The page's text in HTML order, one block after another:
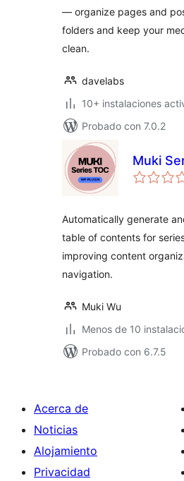
— organize pages and
folders and keep your
clean.
davelabs
10+ instalaciones
Probado con 7.0.2
Muki
Automatically generate
table of contents for
improving content
navigation.
Muki Wu
Menos de 10
Probado con 6.7.5
Acerca de
Noticias
Alojamiento
Privacidad